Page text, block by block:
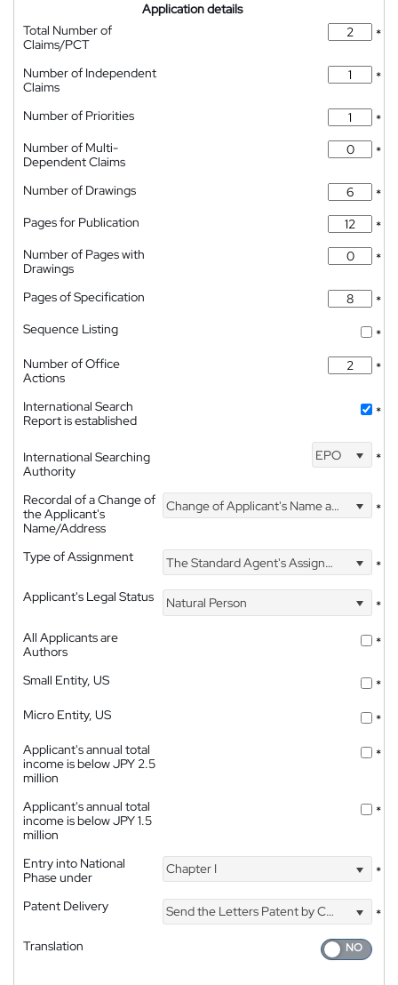
Application details
Total Number of
Claims/PCT
*
Number of Independent
Claims
*
Number of Priorities
*
Number of Multi-
Dependent Claims
*
Number of Drawings
*
Pages for Publication
*
Number of Pages with
Drawings
*
Pages of Specification
*
Sequence Listing
*
Number of Office
Actions
*
International Search
Report is established
*
International Searching
Authority
EPO *
Recordal of a Change of
the Applicant's
Name/Address
Change of Applicant's Name and Address *
Type of Assignment The Standard Agent's Assignment
*
Applicant's Legal Status
Natural Person
*
All Applicants are
Authors
*
Small Entity, US
*
Micro Entity, US
*
Applicant's annual total
income is below JPY 2.5
million
*
Applicant's annual total
income is below JPY 1.5
million
*
Entry into National
Phase under
Chapter I *
Patent Delivery Send the Letters Patent by Courier
*
Translation